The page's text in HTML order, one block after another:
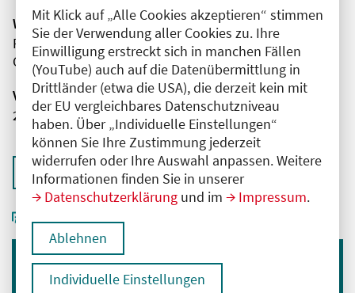
Mit Klick auf „Alle Cookies akzeptieren“ stimmen
Sie der Verwendung aller Cookies zu. Ihre
Einwilligung erstreckt sich in manchen Fällen
(YouTube) auch auf die Datenübermittlung in
Drittländer (etwa die USA), die derzeit kein mit
der EU vergleichbares Datenschutzniveau
haben. Über „Individuelle Einstellungen“
können Sie Ihre Zustimmung jederzeit
widerrufen oder Ihre Auswahl anpassen. Weitere
Informationen finden Sie in unserer
Datenschutzerklärung und im Impressum.
Ablehnen
Individuelle Einstellungen
Wissenschaftliche Leitung
Frau Dr. med. Julia Kalinka-Grafe
Gemeinschaftskrankenhaus Havelhöhe gGmbH
Veranstaltungsnummer
2761102026004310030
Zurück zur Übersicht
Immer informiert bleiben